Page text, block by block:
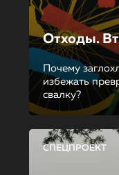
Отходы.
Почему
избежать
свалку?
СПЕЦПРОЕКТ